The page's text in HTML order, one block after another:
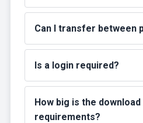
Can I transfer between
Is a login required?
How big is the
requirements?